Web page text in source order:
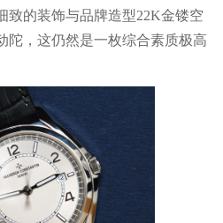
致的装饰与品牌造型22K金镂空
陀，这仍然是一枚综合素质极高